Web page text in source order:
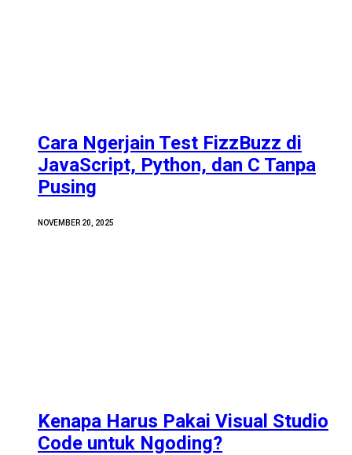
Cara Ngerjain Test FizzBuzz di
JavaScript, Python, dan C Tanpa
Pusing
NOVEMBER 20, 2025
Kenapa Harus Pakai Visual Studio
Code untuk Ngoding?